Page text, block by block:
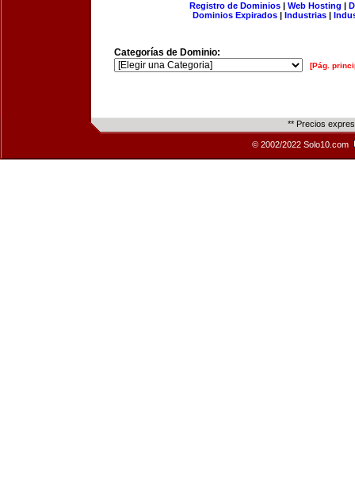
Registro de Dominios| Web Hosting |
Dominios Expirados | Industrias |
Categorías de Dominio:
[Pág.
** Precios
© 2002/2022 Solo10.com